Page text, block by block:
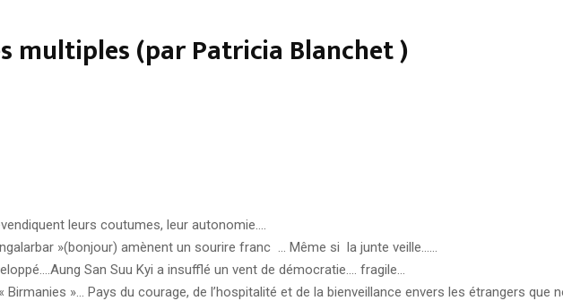
multiples (par Patricia Blanchet )
leurs coutumes, leur autonomie….
»(bonjour) amènent un sourire franc … Même si la junte veille……
San Suu Kyi a insufflé un vent de démocratie…. fragile…
»… Pays du courage, de l’hospitalité et de la bienveillance envers les étrangers que